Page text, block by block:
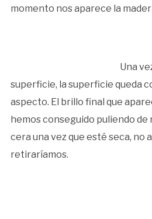
momento nos aparece la
Una
superficie, la superficie queda
aspecto. El brillo final que
hemos conseguido puliendo de
cera una vez que esté seca, no
retiraríamos.